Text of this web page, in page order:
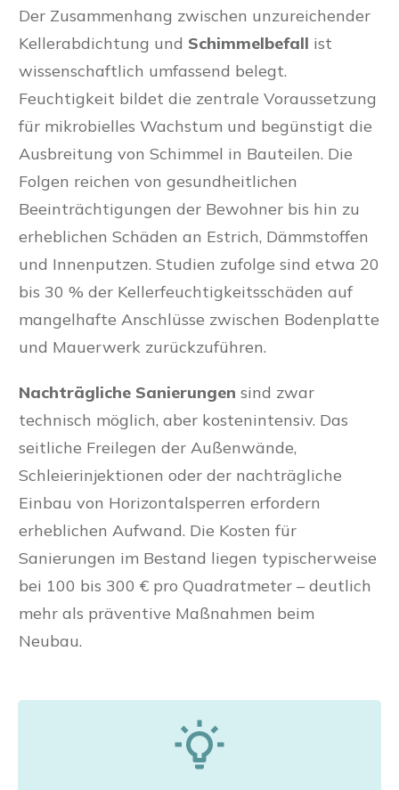
Der Zusammenhang zwischen unzureichender
Kellerabdichtung und Schimmelbefall ist
wissenschaftlich umfassend belegt.
Feuchtigkeit bildet die zentrale Voraussetzung
für mikrobielles Wachstum und begünstigt die
Ausbreitung von Schimmel in Bauteilen. Die
Folgen reichen von gesundheitlichen
Beeinträchtigungen der Bewohner bis hin zu
erheblichen Schäden an Estrich, Dämmstoffen
und Innenputzen. Studien zufolge sind etwa 20
bis 30 % der Kellerfeuchtigkeitsschäden auf
mangelhafte Anschlüsse zwischen Bodenplatte
und Mauerwerk zurückzuführen.
Nachträgliche Sanierungen sind zwar
technisch möglich, aber kostenintensiv. Das
seitliche Freilegen der Außenwände,
Schleierinjektionen oder der nachträgliche
Einbau von Horizontalsperren erfordern
erheblichen Aufwand. Die Kosten für
Sanierungen im Bestand liegen typischerweise
bei 100 bis 300 € pro Quadratmeter – deutlich
mehr als präventive Maßnahmen beim
Neubau.